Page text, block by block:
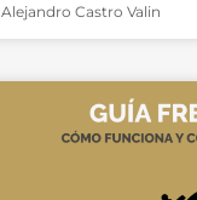
Alejandro Castro Valin